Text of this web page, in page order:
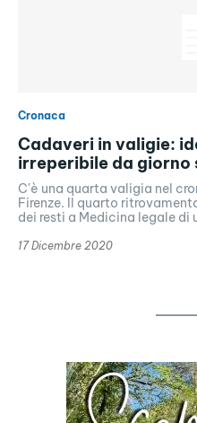
Cronaca
Cadaveri in valigie:
irreperibile da
C'è una quarta valigia nel
Firenze. Il quarto
dei resti a Medicina legale di
17 Dicembre 2020